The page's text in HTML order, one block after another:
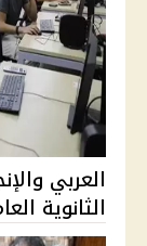
العربي
الثانوية العامة 2026